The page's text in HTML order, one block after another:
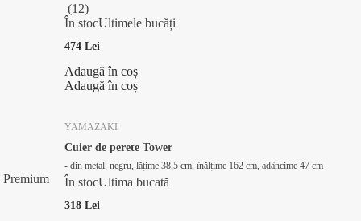
(12)
În stocUltimele bucăți
474 Lei
Adaugă în coș
Adaugă în coș
Premium
YAMAZAKI
Cuier de perete Tower
- din metal, negru, lățime 38,5 cm, înălțime 162 cm, adâncime 47 cm
În stocUltima bucată
318 Lei